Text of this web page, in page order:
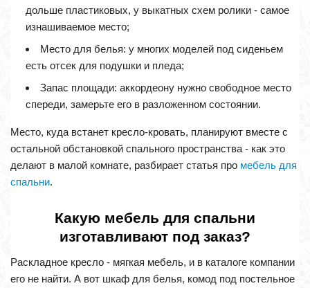
дольше пластиковых, у выкатных схем ролики - самое
изнашиваемое место;
Место для белья: у многих моделей под сиденьем
есть отсек для подушки и пледа;
Запас площади: аккордеону нужно свободное место
спереди, замерьте его в разложенном состоянии.
Место, куда встанет кресло-кровать, планируют вместе с
остальной обстановкой спального пространства - как это
делают в малой комнате, разбирает статья про мебель для
спальни.
Какую мебель для спальни
изготавливают под заказ?
Раскладное кресло - мягкая мебель, и в каталоге компании
его не найти. А вот шкаф для белья, комод под постельное